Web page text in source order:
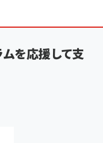
を応援して支